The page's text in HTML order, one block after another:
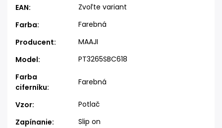
EAN:
Zvoľte variant
Farba:
Farebná
Producent:
MAAJI
Model:
PT3265SBC618
Farba
ciferníku:
Farebná
Vzor:
Potlač
Zapínanie: Slip on